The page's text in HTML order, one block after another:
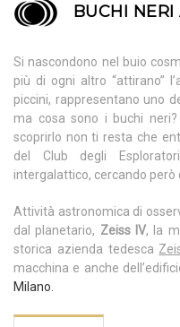
BUCHI NERI
Si nascondono nel buio
più di ogni altro “attirano”
piccini, rappresentano uno
ma cosa sono i buchi
scoprirlo non ti resta che
del Club degli
intergalattico, cercando però
Attività astronomica di
dal planetario, Zeiss IV, la
storica azienda tedesca
macchina e anche
Milano.